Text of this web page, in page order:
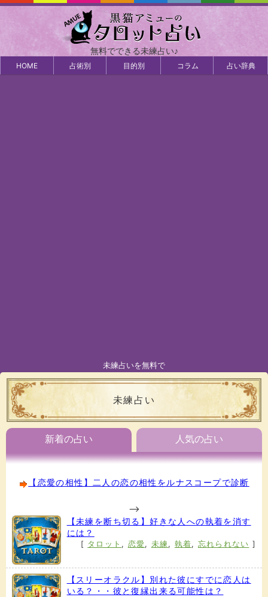
無料でできる未練占い♪
HOME 占術別 目的別 コラム 占い辞典
未練占いを無料で
未練占い
新着の占い 人気の占い
【恋愛の相性】二人の恋の相性をルナスコープで診断
-->
【未練を断ち切る】好きな人への執着を消す
には？
[ タロット , 恋愛, 未練, 執着, 忘れられない ]
【スリーオラクル】別れた彼にすでに恋人は
いる？・・彼と復縁出来る可能性は？